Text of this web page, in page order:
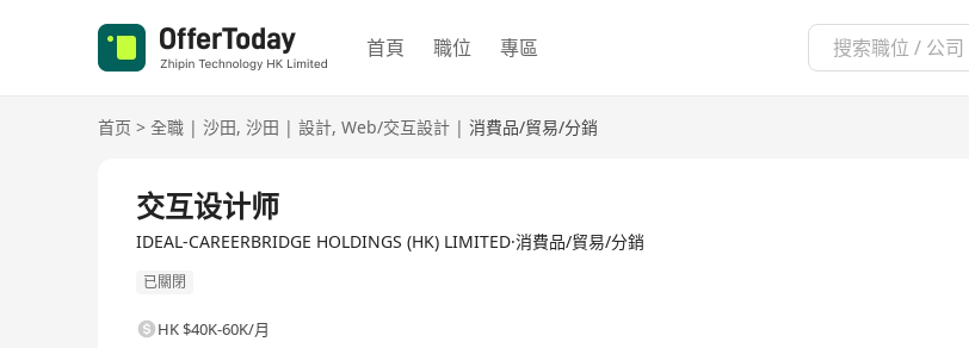
首頁 職位 專區
首页 > 全職 | 沙田, 沙田 | 設計, Web/交互設計 | 消費品/貿易/分銷
交互设计师
IDEAL-CAREERBRIDGE HOLDINGS (HK) LIMITED·消費品/貿易/分銷
已關閉
HK $40K-60K/月